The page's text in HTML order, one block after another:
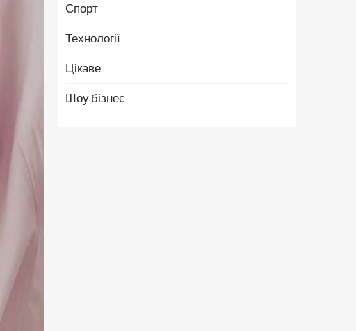
Спорт
Технології
Цікаве
Шоу бізнес